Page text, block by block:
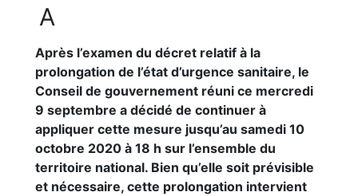
A
Après l’examen du décret relatif à la
prolongation de l’état d’urgence sanitaire, le
Conseil de gouvernement réuni ce mercredi
9 septembre a décidé de continuer à
appliquer cette mesure jusqu’au samedi 10
octobre 2020 à 18 h sur l’ensemble du
territoire national. Bien qu’elle soit prévisible
et nécessaire, cette prolongation intervient